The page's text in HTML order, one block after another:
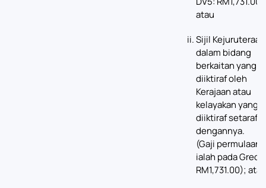
atau
Sijil Kejuruteraan
dalam bidang
berkaitan yang
diiktiraf oleh
Kerajaan atau
kelayakan yang
diiktiraf setaraf
dengannya.
(Gaji permulaan
ialah pada Gred
RM1,731.00); atau